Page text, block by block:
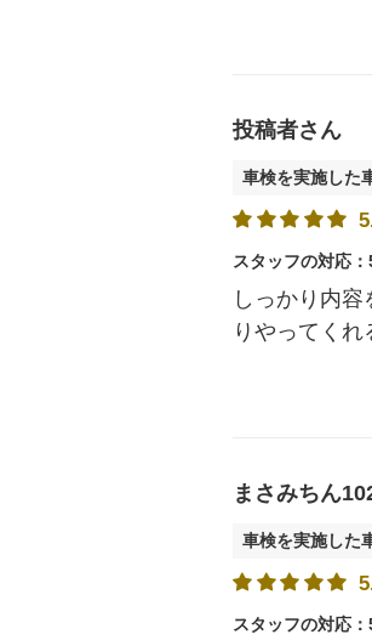
投稿者さん
車検を実施した
スタッフの対応：
しっかり内
りやってくれ
まさみちん
車検を実施した
スタッフの対応：